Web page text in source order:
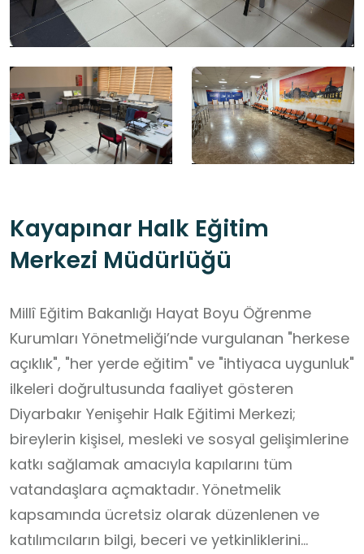
Kayapınar Halk Eğitim
Merkezi Müdürlüğü
Millî Eğitim Bakanlığı Hayat Boyu Öğrenme
Kurumları Yönetmeliği’nde vurgulanan "herkese
açıklık", "her yerde eğitim" ve "ihtiyaca uygunluk"
ilkeleri doğrultusunda faaliyet gösteren
Diyarbakır Yenişehir Halk Eğitimi Merkezi;
bireylerin kişisel, mesleki ve sosyal gelişimlerine
katkı sağlamak amacıyla kapılarını tüm
vatandaşlara açmaktadır. Yönetmelik
kapsamında ücretsiz olarak düzenlenen ve
katılımcıların bilgi, beceri ve yetkinliklerini